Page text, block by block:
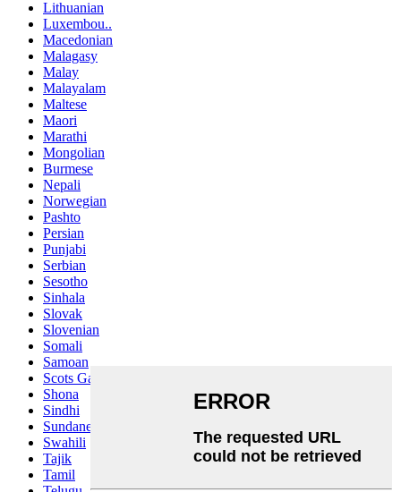
Lithuanian
Luxembou..
Macedonian
Malagasy
Malay
Malayalam
Maltese
Maori
Marathi
Mongolian
Burmese
Nepali
Norwegian
Pashto
Persian
Punjabi
Serbian
Sesotho
Sinhala
Slovak
Slovenian
Somali
Samoan
Scots Gaelic
Shona
Sindhi
Sundanese
Swahili
Tajik
Tamil